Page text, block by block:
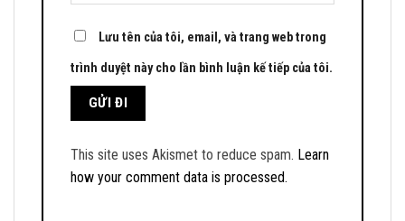
Lưu tên của tôi, email, và trang web trong
trình duyệt này cho lần bình luận kế tiếp của tôi.
This site uses Akismet to reduce spam. Learn
how your comment data is processed.